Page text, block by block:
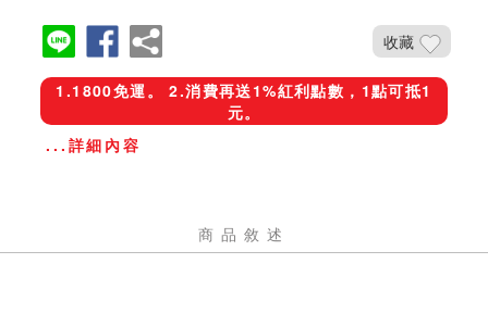
收藏
1.1800免運。 2.消費再送1%紅利點數，1點可抵1
元。
...詳細內容
商品敘述